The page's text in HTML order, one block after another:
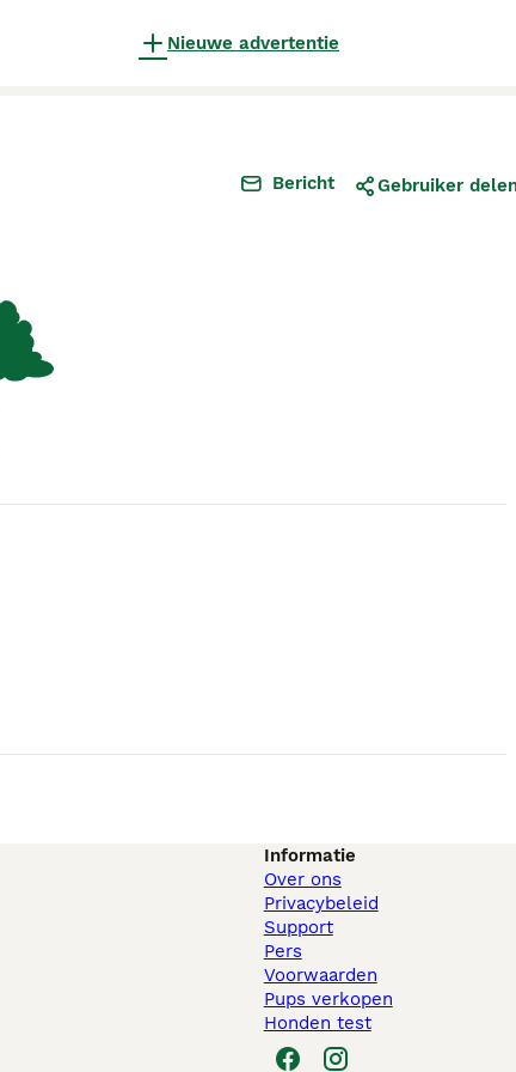
Nieuwe advertentie
Bericht Gebruiker
Informatie
Over ons
Privacybeleid
Support
Pers
Voorwaarden
Pups verkopen
Honden test